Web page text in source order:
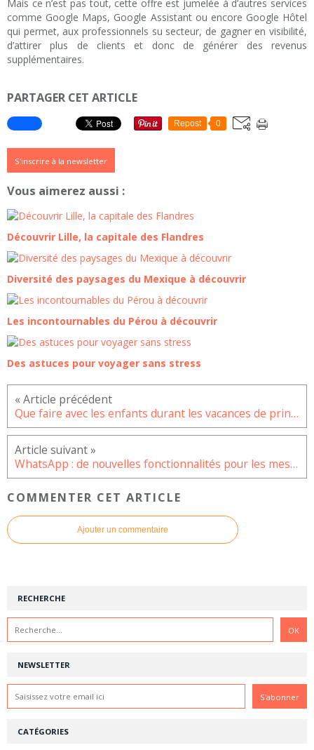
Mais ce n’est pas tout, cette offre est jumelée à d’autres services
comme Google Maps, Google Assistant ou encore Google Hôtel
qui permet, aux professionnels su secteur, de gagner en visibilité,
d’attirer plus de clients et donc de générer des revenus
supplémentaires.
PARTAGER CET ARTICLE
Repost 0
S'inscrire à la newsletter
Vous aimerez aussi :
Découvrir Lille, la capitale des Flandres
Diversité des paysages du Mexique à découvrir
Les incontournables du Pérou à découvrir
Des astuces pour voyager sans stress
Que faire avec les enfants durant les vacances de printemps ?
WhatsApp : de nouvelles fonctionnalités pour les messages vocaux
COMMENTER CET ARTICLE
Ajouter un commentaire
NEWSLETTER
RECHERCHE
CATÉGORIES